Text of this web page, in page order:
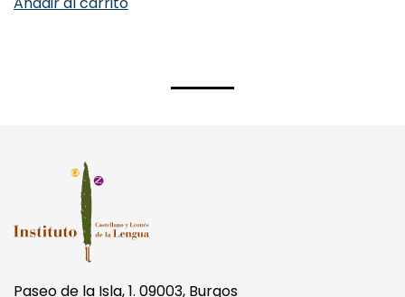
Paseo de la Isla, 1. 09003, Burgos